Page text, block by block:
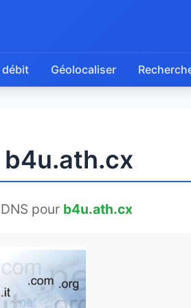
débit Géolocaliser
b4u.ath.cx
pour b4u.ath.cx